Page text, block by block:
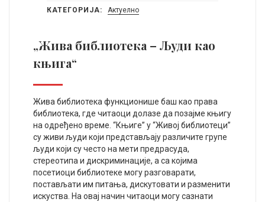
КАТЕГОРИЈА: Актуелно
„Жива библиотека – Људи као
књига“
Жива библиотека функционише баш као права
библиотека, где читаоци долазе да позајме књигу
на одређено време. “Књиге” у “Живој библиотеци”
су живи људи који представљају различите групе
људи који су често на мети предрасуда,
стереотипа и дискриминације, а са којима
посетиоци библиотеке могу разговарати,
постављати им питања, дискутовати и разменити
искуства. На овај начин читаоци могу сазнати